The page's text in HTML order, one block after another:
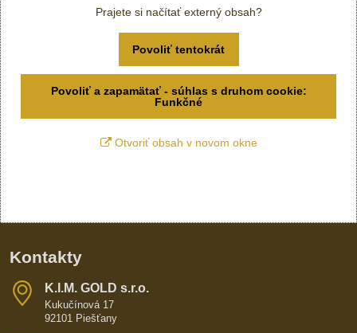
Prajete si načítať externý obsah?
Povoliť tentokrát
Povoliť a zapamätať - súhlas s druhom cookie:
Funkčné
Otvoriť obsah v novom okne
Kontakty
K​​.I​​.M​​. GOLD s​​.r​​.o​​.
Kukučínová 17
92101 Piešťany